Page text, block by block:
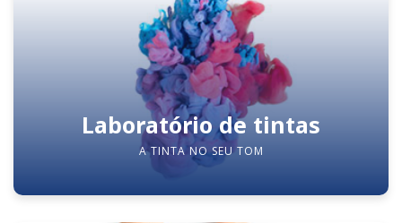
Laboratório de tintas
A TINTA NO SEU TOM